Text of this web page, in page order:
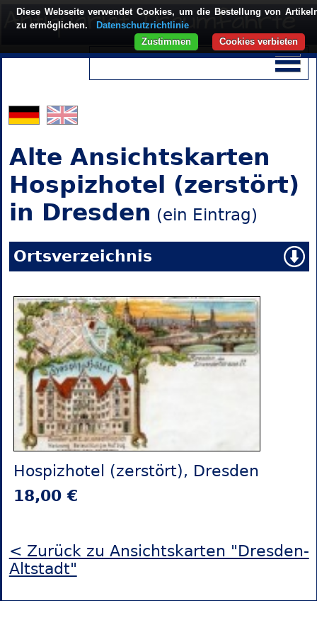
Alte Ansichtskarten
Hospizhotel (zerstört)
in Dresden (ein Eintrag)
Ortsverzeichnis
Hospizhotel (zerstört), Dresden
18,00 €
< Zurück zu Ansichtskarten "Dresden-
Altstadt"
Diese Webseite verwendet Cookies, um die Bestellung von
zu ermöglichen.
Datenschutzrichtlinie
Cookies verbieten
Zustimmen